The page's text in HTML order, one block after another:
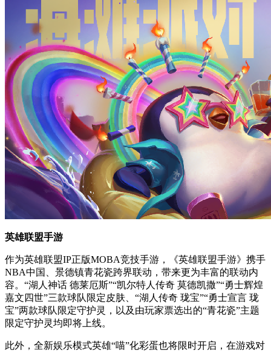
英雄联盟手游
作为英雄联盟IP正版MOBA竞技手游，《英雄联盟手游》携手
NBA中国、景德镇青花瓷跨界联动，带来更为丰富的联动内
容。“湖人神话 德莱厄斯”“凯尔特人传奇 莫德凯撒”“勇士辉煌
嘉文四世”三款球队限定皮肤、“湖人传奇 珑宝”“勇士宣言 珑
宝”两款球队限定守护灵，以及由玩家票选出的“青花瓷”主题
限定守护灵均即将上线。
此外，全新娱乐模式英雄“喵”化彩蛋也将限时开启，在游戏对